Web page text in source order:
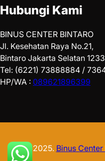
Hubungi Kami
BINUS CENTER BINTARO
Jl. Kesehatan Raya No.21,
Bintaro Jakarta Selatan
Tel: (6221) 73888884 /
HP/WA : 089621896399
© 2025. Binus